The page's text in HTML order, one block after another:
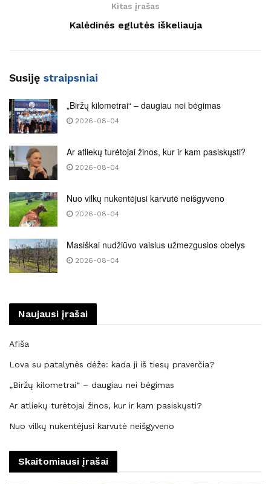
Kitas įrašas
Kalėdinės eglutės iškeliauja
Susiję straipsniai
„Biržų kilometrai“ – daugiau nei bėgimas
2026-08-04
Ar atliekų turėtojai žinos, kur ir kam pasiskųsti?
2026-08-04
Nuo vilkų nukentėjusi karvutė neišgyveno
2026-08-04
Masiškai nudžiūvo vaisius užmezgusios obelys
2026-08-04
Naujausi įrašai
Afiša
Lova su patalynės dėže: kada ji iš tiesų praverčia?
„Biržų kilometrai“ – daugiau nei bėgimas
Ar atliekų turėtojai žinos, kur ir kam pasiskųsti?
Nuo vilkų nukentėjusi karvutė neišgyveno
Skaitomiausi įrašai